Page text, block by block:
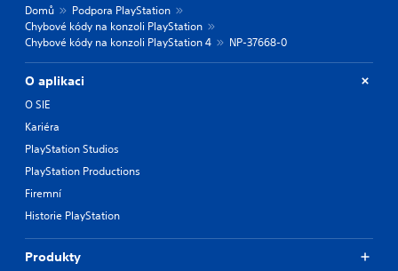
Domů
Podpora PlayStation
Chybové kódy na konzoli PlayStation
Chybové kódy na konzoli PlayStation 4
NP-37668-0
O aplikaci
O SIE
Kariéra
PlayStation Studios
PlayStation Productions
Firemní
Historie PlayStation
Produkty